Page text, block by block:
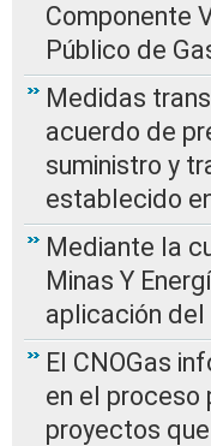
Componente
Público de
Medidas
acuerdo de
suministro y
establecido
Mediante la
Minas Y
aplicación
El CNOGas
en el proceso
proyectos